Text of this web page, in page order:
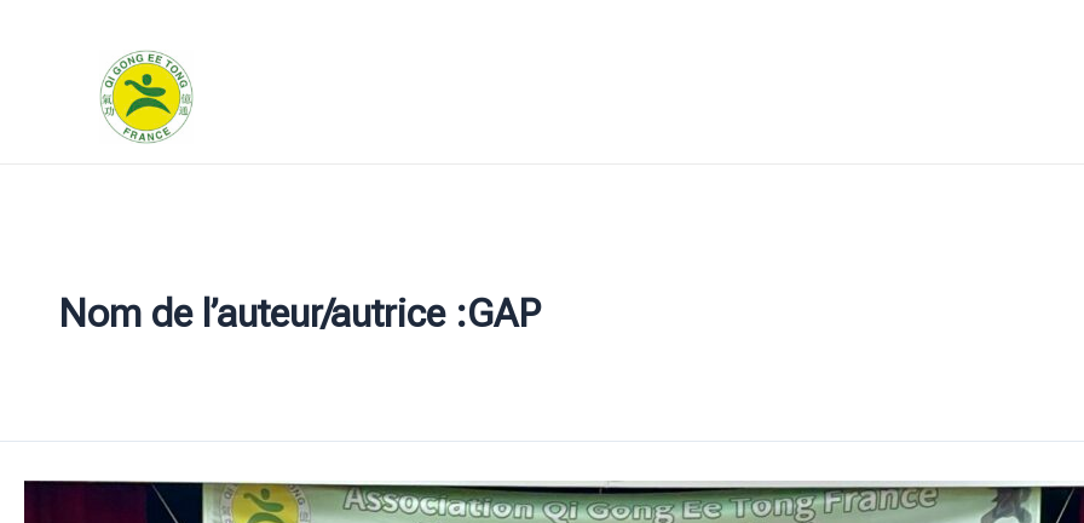
Nom de l’auteur/autrice :GAP